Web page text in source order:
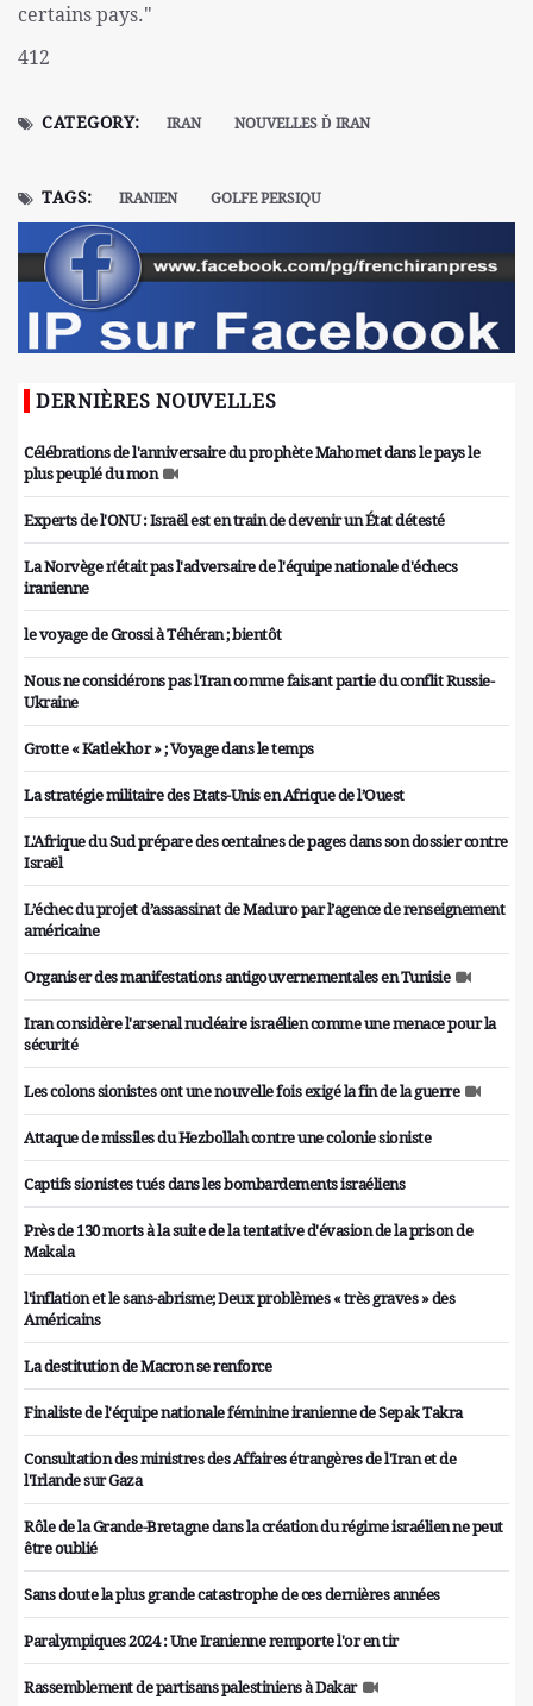
certains pays."
412
CATEGORY: IRAN NOUVELLES Ď IRAN
TAGS: IRANIEN GOLFE PERSIQU
DERNIÈRES NOUVELLES
Célébrations de l'anniversaire du prophète Mahomet dans le pays le
plus peuplé du mon
Experts de l'ONU : Israël est en train de devenir un État détesté
La Norvège n'était pas l'adversaire de l'équipe nationale d'échecs
iranienne
le voyage de Grossi à Téhéran ; bientôt
Nous ne considérons pas l'Iran comme faisant partie du conflit Russie-
Ukraine
Grotte « Katlekhor » ; Voyage dans le temps
La stratégie militaire des Etats-Unis en Afrique de l’Ouest
L'Afrique du Sud prépare des centaines de pages dans son dossier contre
Israël
L’échec du projet d’assassinat de Maduro par l’agence de renseignement
américaine
Organiser des manifestations antigouvernementales en Tunisie
Iran considère l'arsenal nucléaire israélien comme une menace pour la
sécurité
Les colons sionistes ont une nouvelle fois exigé la fin de la guerre
Attaque de missiles du Hezbollah contre une colonie sioniste
Captifs sionistes tués dans les bombardements israéliens
Près de 130 morts à la suite de la tentative d'évasion de la prison de
Makala
l'inflation et le sans-abrisme; Deux problèmes « très graves » des
Américains
La destitution de Macron se renforce
Finaliste de l'équipe nationale féminine iranienne de Sepak Takra
Consultation des ministres des Affaires étrangères de l'Iran et de
l'Irlande sur Gaza
Rôle de la Grande-Bretagne dans la création du régime israélien ne peut
être oublié
Sans doute la plus grande catastrophe de ces dernières années
Paralympiques 2024 : Une Iranienne remporte l'or en tir
Rassemblement de partisans palestiniens à Dakar